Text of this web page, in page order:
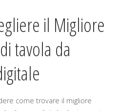
il Migliore
tavola da
come trovare il migliore